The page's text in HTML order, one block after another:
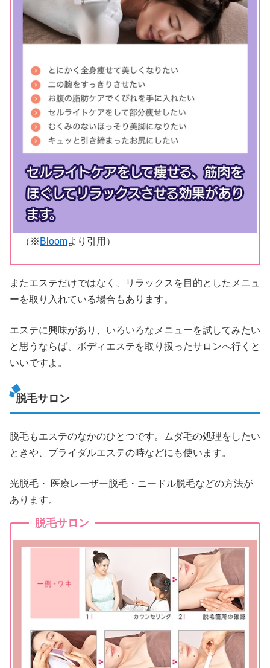
（※ Bloomより引用）
またエステだけではなく、リラックスを目的としたメニュ
ーを取り入れている場合もあります。
エステに興味があり、いろいろなメニューを試してみたい
と思うならば、ボディエステを取り扱ったサロンへ行くと
いいですよ。
脱毛サロン
脱毛もエステのなかのひとつです。ムダ毛の処理をしたい
ときや、ブライダルエステの時などにも使います。
光脱毛・ ‎医療レーザー脱毛・ニードル脱毛などの方法が
あります。
脱毛サロン